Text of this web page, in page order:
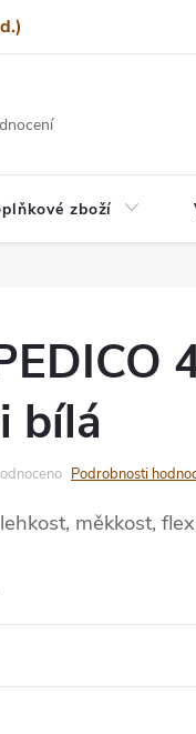
zboží
bílá
Podrobnosti
měkkost,